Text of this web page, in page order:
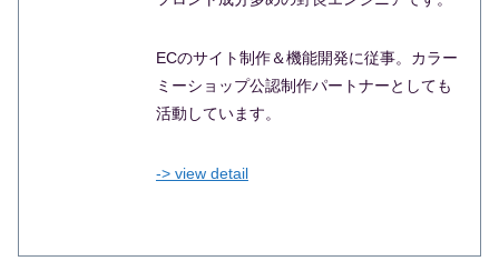
ECのサイト制作＆機能開発に従事。カラー
ミーショップ公認制作パートナーとしても
活動しています。
-> view detail